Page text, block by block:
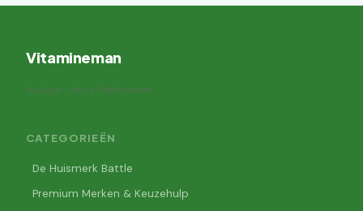
Vitamineman
Auteur: Joris Verhoeven
CATEGORIEËN
De Huismerk Battle
Premium Merken & Keuzehulp